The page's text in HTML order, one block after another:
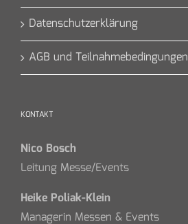
Datenschutzerklärung
AGB und Teilnahmebedingungen
KONTAKT
Nico Bosch
Leitung Messe/Events
Heike Poliak-Klein
Managerin Messen & Events